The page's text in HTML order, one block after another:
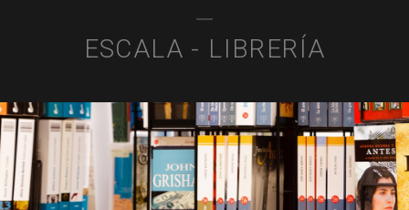
ESCALA - LIBRERÍA